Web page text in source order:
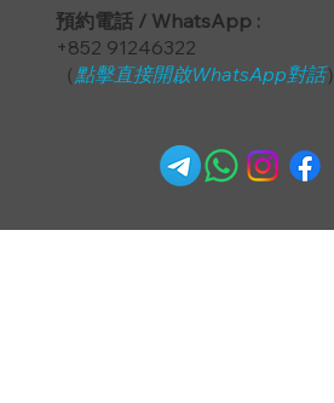
預約電話 / WhatsApp :
+852 91246322
（ 點擊直接開啟WhatsApp對話）